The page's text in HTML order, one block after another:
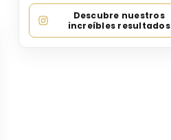
Descubre nuestros
increíbles resultados